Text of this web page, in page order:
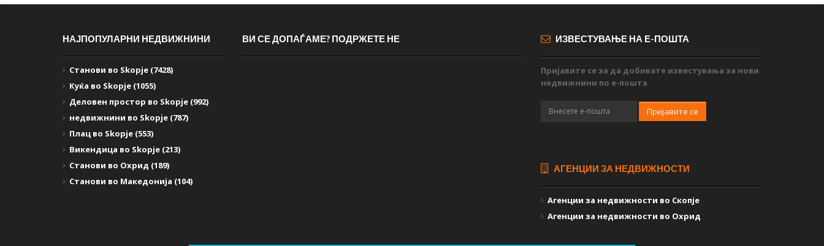
НАЈПОПУЛАРНИ НЕДВИЖНИНИ
Станови во Skopje (7428)
Куќа во Skopje (1055)
Деловен простор во Skopje (992)
недвижнини во Skopje (787)
Плац во Skopje (553)
Викендица во Skopje (213)
Станови во Охрид (189)
Станови во Македонија (104)
ВИ СЕ ДОПАЃАМЕ? ПОДРЖЕТЕ НЕ ИЗВЕСТУВАЊЕ НА Е-ПОШТА
Пријавите се за да добивате известувања за нови
недвижнини по е-пошта
Пријавите се
АГЕНЦИИ ЗА НЕДВИЖНОСТИ
Агенции за недвижности во Скопје
Агенции за недвижности во Охрид